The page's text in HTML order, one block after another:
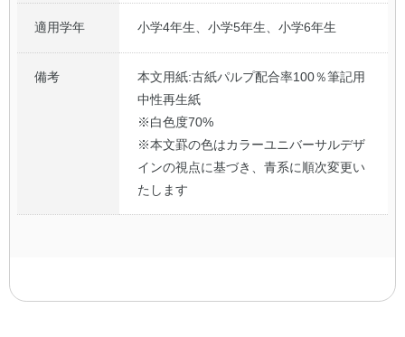
適用学年 小学4年生、小学5年生、小学6年生
備考
本文用紙:古紙パルプ配合率100％筆記用
中性再生紙
※白色度70%
※本文罫の色はカラーユニバーサルデザ
インの視点に基づき、青系に順次変更い
たします